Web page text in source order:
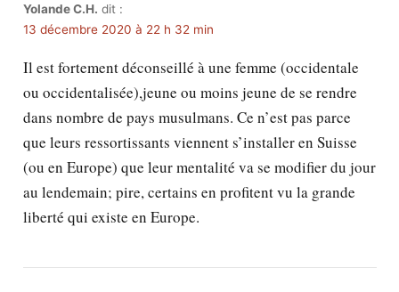
Yolande C.H. dit :
13 décembre 2020 à 22 h 32 min
Il est fortement déconseillé à une femme (occidentale
ou occidentalisée),jeune ou moins jeune de se rendre
dans nombre de pays musulmans. Ce n’est pas parce
que leurs ressortissants viennent s’installer en Suisse
(ou en Europe) que leur mentalité va se modifier du jour
au lendemain; pire, certains en profitent vu la grande
liberté qui existe en Europe.